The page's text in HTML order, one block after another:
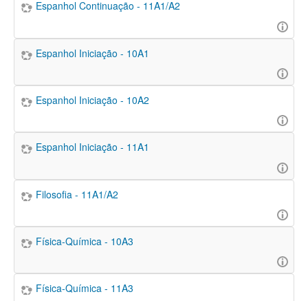
Espanhol Continuação - 11A1/A2
Espanhol Iniciação - 10A1
Espanhol Iniciação - 10A2
Espanhol Iniciação - 11A1
Filosofia - 11A1/A2
Física-Química - 10A3
Física-Química - 11A3